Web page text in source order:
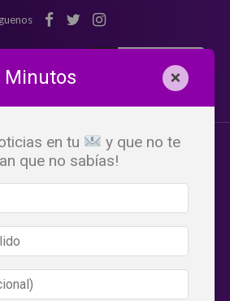
Minutos ×
en tu
y que no te
que no sabías!